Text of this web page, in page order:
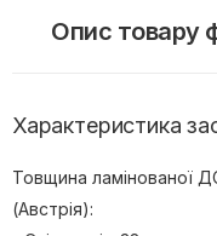
Опис товару
Характеристика
Товщина ламінованої
(Австрія):